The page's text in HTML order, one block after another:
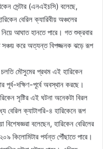
সেন্টার (এনএইচসি) বলেছে,
বেরিল ক্যারিবীয় অঞ্চলের
নিয়ে আঘাত হানতে পারে। গত শুক্রবার
করে অত্যন্ত বিপজ্জনক ঝড়ে রূপ
মৌসুমের প্রথম এই হারিকেন
পূর্ব-দক্ষিণ-পূর্বে অবস্থান করছে।
সৃষ্টির এই ঘটনা অনেকটা বিরল
বেরিল ক্যাটাগরি-৪ হারিকেনে রূপ
বিশেষজ্ঞরা বলেছেন, হারিকেন বেরিলের
কিলোমিটার পর্যন্ত পৌঁছাতে পারে।